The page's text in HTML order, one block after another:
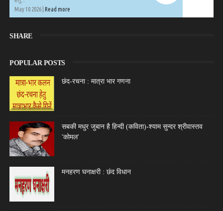
May 10 2026 | Read more
SHARE
POPULAR POSTS
छंद-रचना : मात्रा भार गणना
सबकी मधुर जुबान है हिन्दी (कविता)-श्याम सुन्दर श्रीवास्तव
'कोमल'
मनहरण घनाक्षरी : छंद विधान